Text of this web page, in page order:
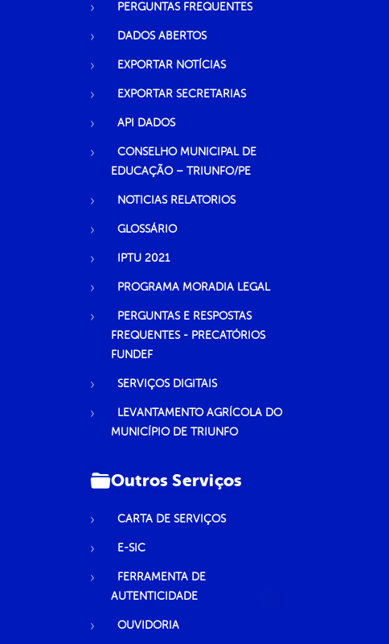
PERGUNTAS FREQUENTES
DADOS ABERTOS
EXPORTAR NOTÍCIAS
EXPORTAR SECRETARIAS
API DADOS
CONSELHO MUNICIPAL DE
EDUCAÇÃO – TRIUNFO/PE
NOTICIAS RELATORIOS
GLOSSÁRIO
IPTU 2021
PROGRAMA MORADIA LEGAL
PERGUNTAS E RESPOSTAS
FREQUENTES - PRECATÓRIOS
FUNDEF
SERVIÇOS DIGITAIS
LEVANTAMENTO AGRÍCOLA DO
MUNICÍPIO DE TRIUNFO
Outros Serviços
CARTA DE SERVIÇOS
E-SIC
FERRAMENTA DE
AUTENTICIDADE
OUVIDORIA